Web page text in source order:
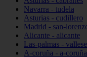
Navarra - tudela
Asturias - cudillero
Madrid - san-
Alicante - alicante
Las-palmas -
A-coruña - a-coruña